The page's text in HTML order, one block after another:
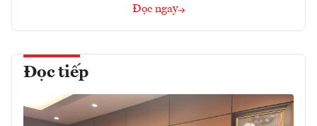
Đọc ngay
Đọc tiếp